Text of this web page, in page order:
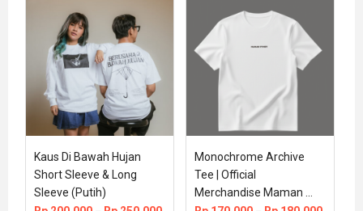
Kaus Di Bawah Hujan
Short Sleeve & Long
Sleeve (Putih)
Monochrome Archive
Tee | Official
Merchandise Maman